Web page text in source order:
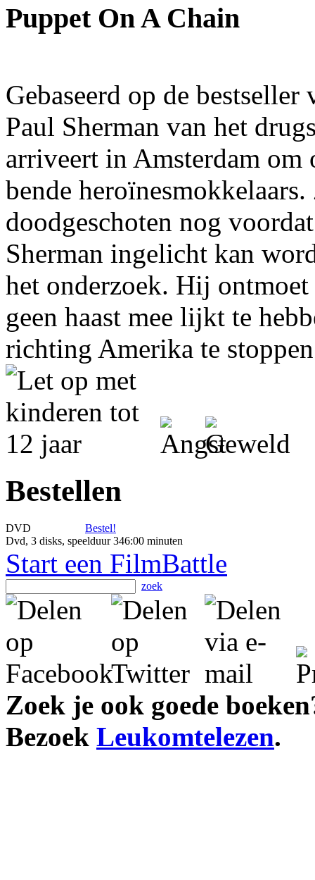
Puppet On A Chain
Gebaseerd op de
Paul Sherman van het
arriveert in Amsterdam om
bende
doodgeschoten nog voordat
Sherman ingelicht kan
het onderzoek. Hij
geen haast mee lijkt te
richting Amerika te
Bestellen
DVD
Bestel!
Dvd, 3 disks, speelduur 346:00 minuten
Start een FilmBattle
zoek
Zoek je ook goede
Bezoek Leukomtelezen.